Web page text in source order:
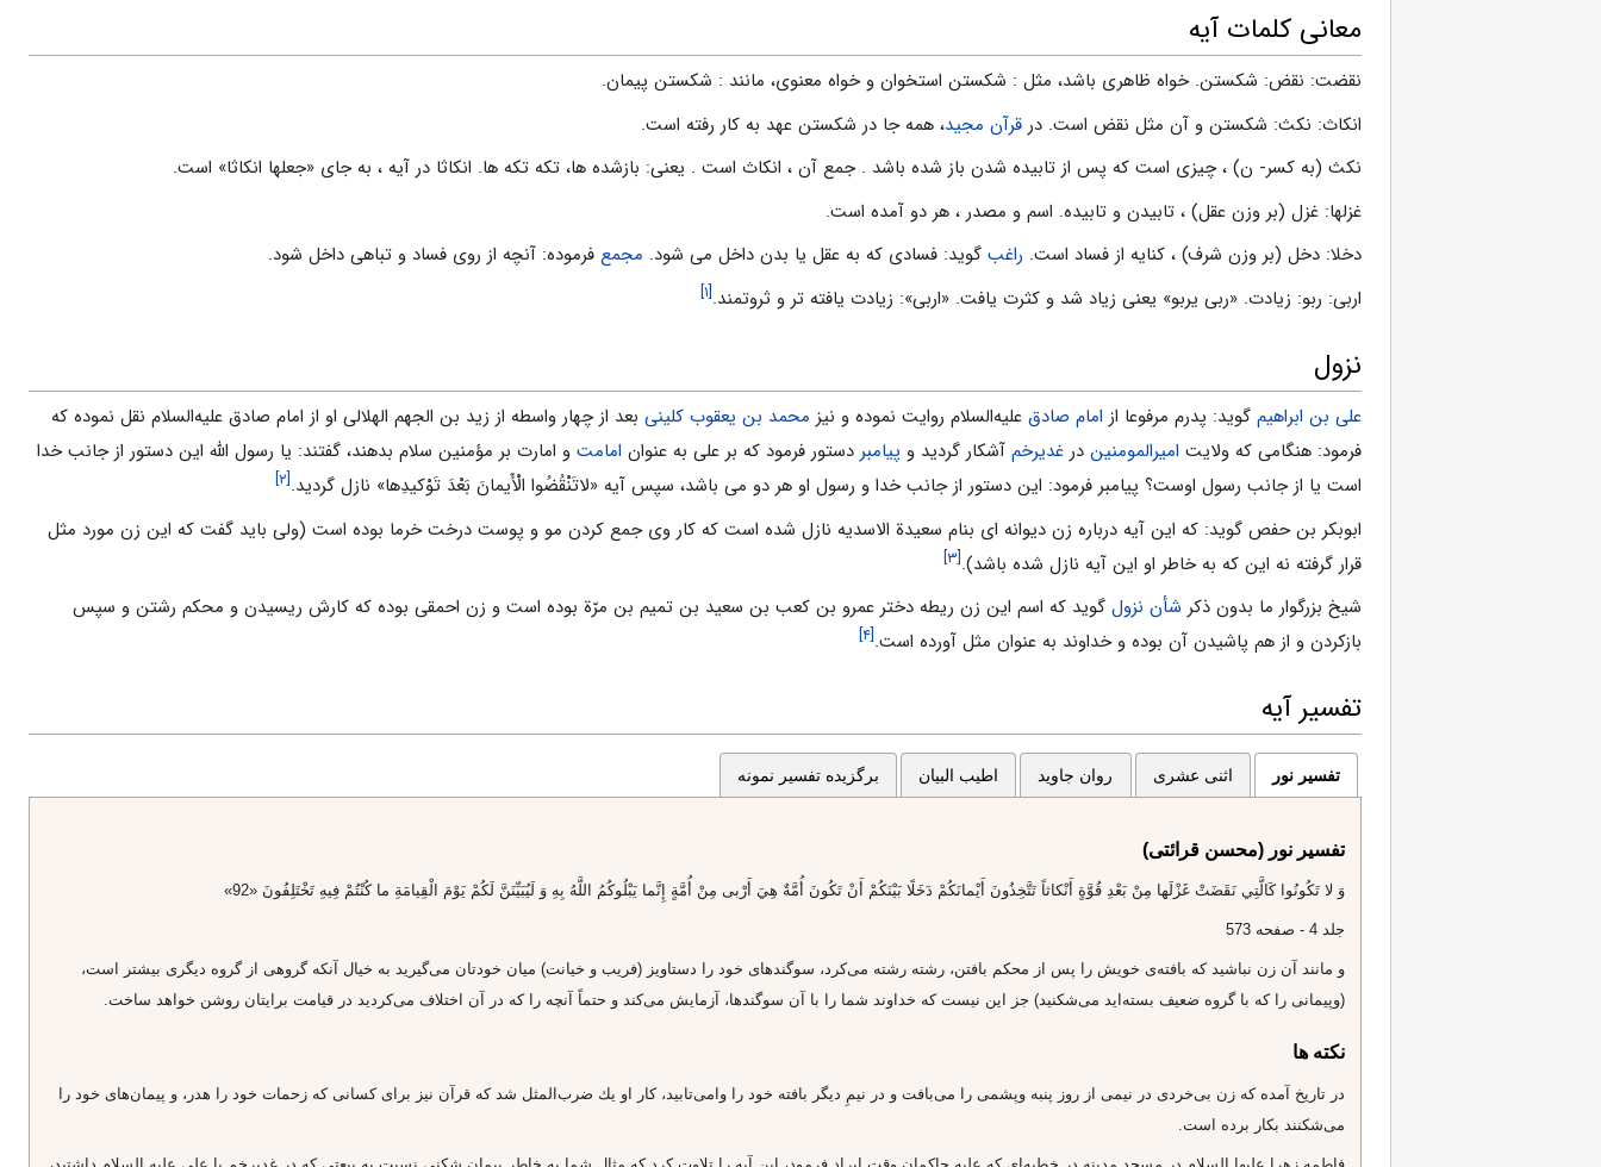
معانی کلمات آیه
نقضت: نقض: شكستن. خواه ظاهرى باشد، مثل : شكستن استخوان و خواه معنوى، مانند : شكستن پيمان.
انكاث: نكث: شكستن و آن مثل نقض است. در قرآن مجيد، همه جا در شكستن عهد به كار رفته است.
نكث (به كسر- ن) ، چيزى است كه پس از تابيده شدن باز شده باشد . جمع آن ، انكاث است . يعنى: بازشده‏ ها، تكه تكه‏ ها. انكاثا در آيه ، به جاى «جعلها انكاثا» است.
غزلها: غزل (بر وزن عقل) ، تابيدن و تابيده. اسم و مصدر ، هر دو آمده است.
دخلا: دخل (بر وزن شرف) ، كنايه از فساد است. راغب گويد: فسادى ‏كه به عقل يا بدن داخل مى‏ شود. مجمع فرموده: آنچه از روى فساد و تباهى داخل شود.
اربى: ربو: زيادت. «ربى يربو» يعنى زياد شد و كثرت يافت. «اربى»: زيادت يافته ‏تر و ثروتمند.[۱]
نزول
على بن ابراهیم گوید: پدرم مرفوعا از امام صادق علیه‌السلام روایت نموده و نیز محمد بن یعقوب کلینى بعد از چهار واسطه از زید بن الجهم الهلالى او از امام صادق علیه‌السلام نقل نموده که
فرمود: هنگامى که ولایت امیرالمومنین در غدیرخم آشکار گردید و پیامبر دستور فرمود که بر على به عنوان امامت و امارت بر مؤمنین سلام بدهند، گفتند: یا رسول الله این دستور از جانب خدا
است یا از جانب رسول اوست؟ پیامبر فرمود: این دستور از جانب خدا و رسول او هر دو مى باشد، سپس آیه «لاتَنْقُضُوا الْأَیمانَ بَعْدَ تَوْکیدِها» نازل گردید.[۲]
ابوبکر بن حفص گوید: که این آیه درباره زن دیوانه اى بنام سعیدة الاسدیه نازل شده است که کار وى جمع کردن مو و پوست درخت خرما بوده است (ولى باید گفت که این زن مورد مثل
قرار گرفته نه این که به خاطر او این آیه نازل شده باشد).[۳]
شیخ بزرگوار ما بدون ذکر شأن نزول گوید که اسم این زن ریطه دختر عمرو بن کعب بن سعید بن تمیم بن مرّة بوده است و زن احمقى بوده که کارش ریسیدن و محکم رشتن و سپس
بازکردن و از هم پاشیدن آن بوده و خداوند به عنوان مثل آورده است.[۴]
تفسیر آیه
تفسیر نور اثنی عشری روان جاوید اطیب البیان برگزیده تفسیر نمونه
تفسیر نور (محسن قرائتی)
وَ لا تَكُونُوا كَالَّتِي نَقَضَتْ غَزْلَها مِنْ بَعْدِ قُوَّةٍ أَنْكاثاً تَتَّخِذُونَ أَيْمانَكُمْ دَخَلًا بَيْنَكُمْ أَنْ تَكُونَ أُمَّةٌ هِيَ أَرْبى‌ مِنْ أُمَّةٍ إِنَّما يَبْلُوكُمُ اللَّهُ بِهِ وَ لَيُبَيِّنَنَّ لَكُمْ يَوْمَ الْقِيامَةِ ما كُنْتُمْ فِيهِ تَخْتَلِفُونَ «92»
جلد 4 - صفحه 573
و مانند آن زن نباشيد كه بافته‌ى خويش را پس از محكم بافتن، رشته رشته مى‌كرد، سوگندهاى خود را دستاويز (فريب و خيانت) ميان خودتان مى‌گيريد به خيال آنكه گروهى از گروه ديگرى بيشتر است،
(وپيمانى را كه با گروه ضعيف بسته‌ايد مى‌شكنيد) جز اين نيست كه خداوند شما را با آن سوگندها، آزمايش مى‌كند و حتماً آنچه را كه در آن اختلاف مى‌كرديد در قيامت برايتان روشن خواهد ساخت.
نکته ها
در تاريخ آمده كه زن بى‌خردى در نيمى از روز پنبه وپشمى را مى‌بافت و در نيمِ ديگر بافته خود را وامى‌تابيد، كار او يك ضرب‌المثل شد كه قرآن نيز براى كسانى كه زحمات خود را هدر، و پيمان‌هاى خود را
مى‌شكنند بكار برده است.